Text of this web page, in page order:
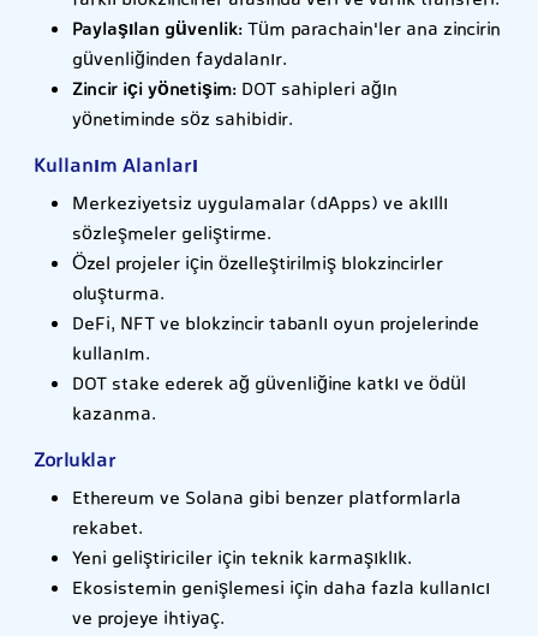
Paylaşılan güvenlik:Tüm parachain'ler ana zincirin
güvenliğinden faydalanır.
Zincir içi yönetişim: DOT sahipleri ağın
yönetiminde söz sahibidir.
Kullanım Alanları
Merkeziyetsiz uygulamalar (dApps) ve akıllı
sözleşmeler geliştirme.
Özel projeler için özelleştirilmiş blokzincirler
oluşturma.
DeFi, NFT ve blokzincir tabanlı oyun projelerinde
kullanım.
DOT stake ederek ağ güvenliğine katkı ve ödül
kazanma.
Zorluklar
Ethereum ve Solana gibi benzer platformlarla
rekabet.
Yeni geliştiriciler için teknik karmaşıklık.
Ekosistemin genişlemesi için daha fazla kullanıcı
ve projeye ihtiyaç.